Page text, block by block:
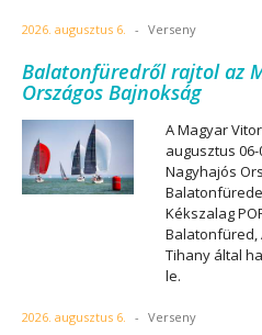
2026. augusztus 6. - Verseny
Balatonfüredről rajtol az
Országos Bajnokság
A Magyar
augusztus
Nagyhajós
Kékszalag
Balatonfüred,
Tihany által
le.
2026. augusztus 6. - Verseny